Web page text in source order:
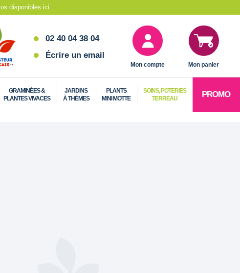
disponibles ici
02 40 04 38 04
Écrire un email
Mon compte Mon panier
GRAMINÉES &
PLANTES VIVACES
JARDINS
À THÈMES
PLANTS
MINI MOTTE
SOINS, POTERIES
TERREAU
PROMO